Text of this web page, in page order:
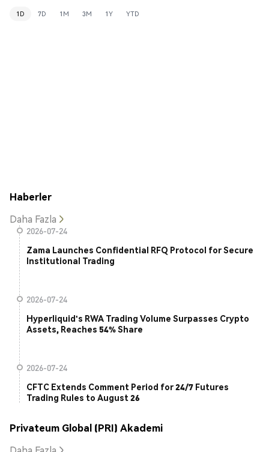
1D 7D 1M 3M 1Y YTD
Haberler
Daha Fazla
2026-07-24
Zama Launches Confidential RFQ Protocol for Secure
Institutional Trading
2026-07-24
Hyperliquid's RWA Trading Volume Surpasses Crypto
Assets, Reaches 54% Share
2026-07-24
CFTC Extends Comment Period for 24/7 Futures
Trading Rules to August 26
Privateum Global (PRI) Akademi